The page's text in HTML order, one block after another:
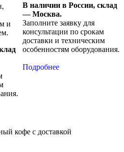
В наличии в России, склад
— Москва.
Заполните заявку для
консультации по срокам
доставки и техническим
особенностям оборудования.
Подробнее
и